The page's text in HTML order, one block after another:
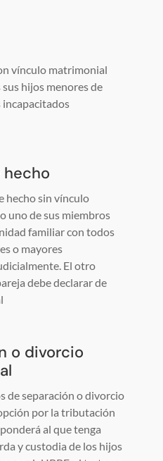
vínculo matrimonial
hijos menores de
incapacitados
hecho
hecho sin vínculo
uno de sus miembros
familiar con todos
o mayores
El otro
debe declarar de
o divorcio
de separación o divorcio
por la tributación
al que tenga
y custodia de los hijos